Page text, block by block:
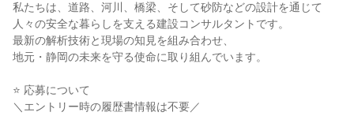
私たちは、道路、河川、橋梁、そして砂防などの設計を通じて
人々の安全な暮らしを支える建設コンサルタントです。
最新の解析技術と現場の知見を組み合わせ、
地元・静岡の未来を守る使命に取り組んでいます。
⭐ 応募について
＼エントリー時の履歴書情報は不要／